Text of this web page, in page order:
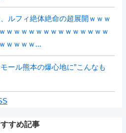
ルフィ絶体絶命の超展開ｗｗｗ
ｗｗｗｗｗｗｗｗｗｗｗｗｗｗ
ｗｗｗｗ...
ール熊本の爆心地に”こんなも
すめ記事